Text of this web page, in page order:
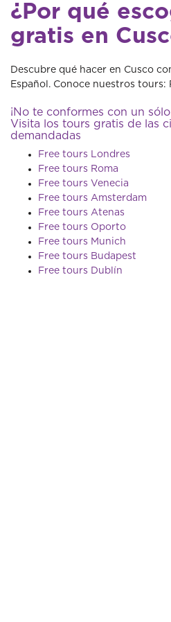
¿Por qué
gratis en
Descubre qué hacer en Cusco
Español. Conoce nuestros tours:
¡No te conformes con un
Visita los tours gratis de las
demandadas
Free tours Londres
Free tours Roma
Free tours Venecia
Free tours Amsterdam
Free tours Atenas
Free tours Oporto
Free tours Munich
Free tours Budapest
Free tours Dublín